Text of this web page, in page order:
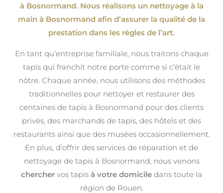
à Bosnormand. Nous réalisons un nettoyage à la
main à Bosnormand afin d’assurer la qualité de la
prestation dans les règles de l’art.
En tant qu’entreprise familiale, nous traitons chaque
tapis qui franchit notre porte comme si c’était le
nôtre. Chaque année, nous utilisons des méthodes
traditionnelles pour nettoyer et restaurer des
centaines de tapis à Bosnormand pour des clients
privés, des marchands de tapis, des hôtels et des
restaurants ainsi que des musées occasionnellement.
En plus, d’offrir des services de réparation et de
nettoyage de tapis à Bosnormand, nous venons
chercher vos tapis à votre domicile dans toute la
région de Rouen.